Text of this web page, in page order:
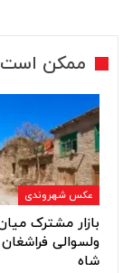
ممکن است
عکس شهروندی
بازار مشترک
ولسوالی
شاه